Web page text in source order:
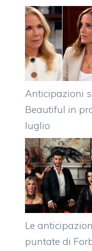
Anticipazioni
Beautiful in
luglio
Le
puntate di